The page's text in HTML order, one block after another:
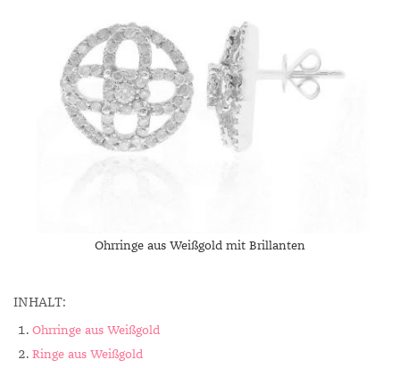
Ohrringe aus Weißgold mit Brillanten
INHALT:
Ohrringe aus Weißgold
Ringe aus Weißgold